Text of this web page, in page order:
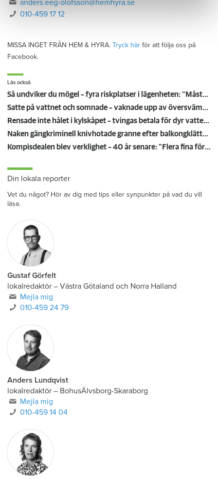
anders.eeg-olofsson@hemhyra.se
010-459 17 12
MISSA INGET FRÅN HEM & HYRA. Tryck här för att följa oss på
Facebook.
Läs också
Så undviker du mögel – fyra riskplatser i lägenheten: ”Måste städa bort”
Satte på vattnet och somnade – vaknade upp av översvämning hos grannen
Rensade inte hålet i kylskåpet – tvingas betala för dyr vattenskada
Naken gängkriminell knivhotade granne efter balkongklättring
Kompisdealen blev verklighet – 40 år senare: "Flera fina fördelar med att dela bostad"
Din lokala reporter
Vet du något? Hör av dig med tips eller synpunkter på vad du vill
läsa.
Gustaf Görfelt
lokalredaktör – Västra Götaland och Norra Halland
Mejla mig
010-459 24 79
Anders Lundqvist
lokalredaktör – BohusÄlvsborg-Skaraborg
Mejla mig
010-459 14 04